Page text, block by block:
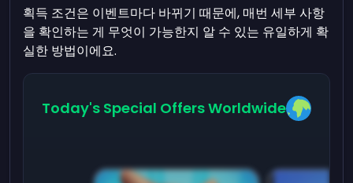
획득 조건은 이벤트마다 바뀌기 때문에, 매번 세부 사항
을 확인하는 게 무엇이 가능한지 알 수 있는 유일하게 확
실한 방법이에요.
Today's Special Offers Worldwide